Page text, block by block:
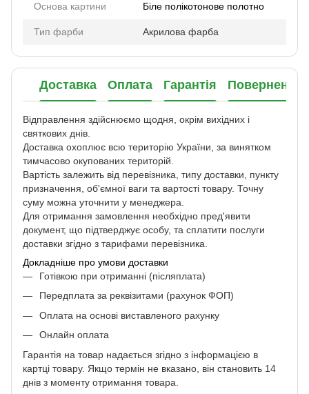
Основа картини Біле полікотонове полотно
Тип фарби Акрилова фарба
Доставка Оплата Гарантія Повернення
Відправлення здійснюємо щодня, окрім вихідних і
святкових днів.
Доставка охоплює всю територію України, за винятком
тимчасово окупованих територій.
Вартість залежить від перевізника, типу доставки, пункту
призначення, об'ємної ваги та вартості товару. Точну
суму можна уточнити у менеджера.
Для отримання замовлення необхідно пред'явити
документ, що підтверджує особу, та сплатити послуги
доставки згідно з тарифами перевізника.
Докладніше про умови доставки
Готівкою при отриманні (післяплата)
Передплата за реквізитами (рахунок ФОП)
Оплата на основі виставленого рахунку
Онлайн оплата
Гарантія на товар надається згідно з інформацією в
картці товару. Якщо термін не вказано, він становить 14
днів з моменту отримання товара.